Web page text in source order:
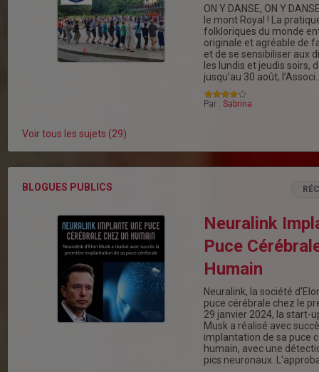
ON Y DANSE, ON Y
le mont Royal ! La
folkloriques du monde
originale et agréable de
et de se sensibiliser aux
les lundis et jeudis soirs,
jusqu’au 30 août,
Par : Sabrina
Voir tous les sujets (29)
BLOGUES PUBLICS
Neuralink
Puce
Humain
Neuralink, la société
puce cérébrale chez le
29 janvier 2024, la start-
Musk a réalisé avec
implantation de sa puce
humain, avec une
pics neuronaux.